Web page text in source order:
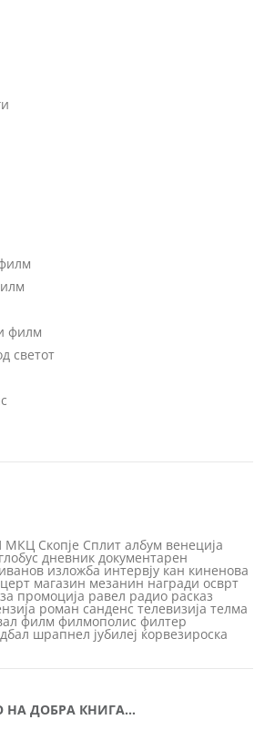
филм
светот
МКЦ Скопје Сплит албум венеција
глобус дневник документарен
иванов изложба интервју кан киненова
магазин мезанин награди осврт
промоција равел радио расказ
роман санденс телевизија телма
филм филмополис филтер
шрапнел јубилеј ќорвезироска
НА ДОБРА КНИГА…